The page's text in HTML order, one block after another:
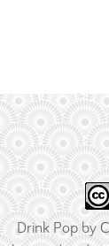
Drink Popby